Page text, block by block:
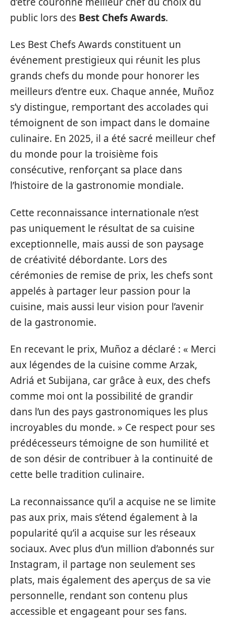
public lors des Best Chefs Awards.
Les Best Chefs Awards constituent un
événement prestigieux qui réunit les plus
grands chefs du monde pour honorer les
meilleurs d’entre eux. Chaque année, Muñoz
s’y distingue, remportant des accolades qui
témoignent de son impact dans le domaine
culinaire. En 2025, il a été sacré meilleur chef
du monde pour la troisième fois
consécutive, renforçant sa place dans
l’histoire de la gastronomie mondiale.
Cette reconnaissance internationale n’est
pas uniquement le résultat de sa cuisine
exceptionnelle, mais aussi de son paysage
de créativité débordante. Lors des
cérémonies de remise de prix, les chefs sont
appelés à partager leur passion pour la
cuisine, mais aussi leur vision pour l’avenir
de la gastronomie.
En recevant le prix, Muñoz a déclaré : « Merci
aux légendes de la cuisine comme Arzak,
Adriá et Subijana, car grâce à eux, des chefs
comme moi ont la possibilité de grandir
dans l’un des pays gastronomiques les plus
incroyables du monde. » Ce respect pour ses
prédécesseurs témoigne de son humilité et
de son désir de contribuer à la continuité de
cette belle tradition culinaire.
La reconnaissance qu’il a acquise ne se limite
pas aux prix, mais s’étend également à la
popularité qu’il a acquise sur les réseaux
sociaux. Avec plus d’un million d’abonnés sur
Instagram, il partage non seulement ses
plats, mais également des aperçus de sa vie
personnelle, rendant son contenu plus
accessible et engageant pour ses fans.